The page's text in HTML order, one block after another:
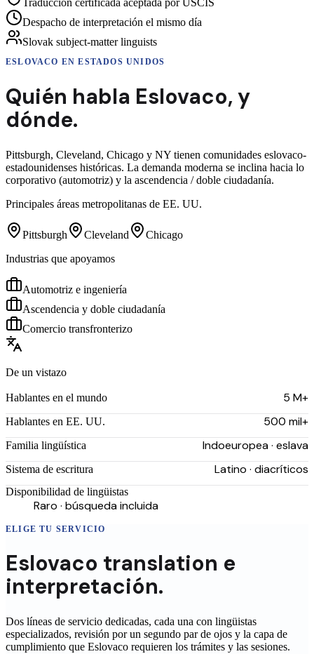
Despacho de interpretación el mismo día
Slovak subject-matter linguists
ESLOVACO EN ESTADOS UNIDOS
Quién habla Eslovaco, y
dónde.
Pittsburgh, Cleveland, Chicago y NY tienen comunidades eslovaco-
estadounidenses históricas. La demanda moderna se inclina hacia lo
corporativo (automotriz) y la ascendencia / doble ciudadanía.
Principales áreas metropolitanas de EE. UU.
Pittsburgh Cleveland
Chicago
Industrias que apoyamos
Automotriz e ingeniería
Ascendencia y doble ciudadanía
Comercio transfronterizo
De un vistazo
Hablantes en el mundo 5 M+
Hablantes en EE. UU. 500 mil+
Familia lingüística Indoeuropea · eslava
Sistema de escritura Latino · diacríticos
Disponibilidad de lingüistas
Raro · búsqueda incluida
ELIGE TU SERVICIO
Eslovaco translation e
interpretación.
Dos líneas de servicio dedicadas, cada una con lingüistas
especializados, revisión por un segundo par de ojos y la capa de
cumplimiento que Eslovaco requieren los trámites y las sesiones.